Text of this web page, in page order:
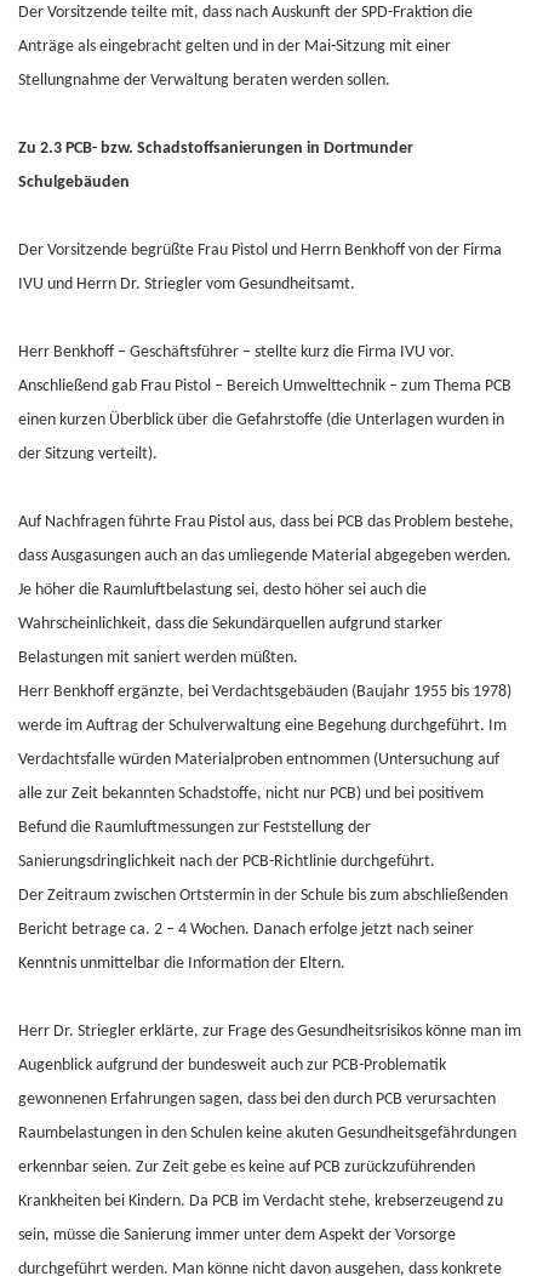
Der Vorsitzende teilte mit, dass nach Auskunft der SPD-Fraktion die
Anträge als eingebracht gelten und in der Mai-Sitzung mit einer
Stellungnahme der Verwaltung beraten werden sollen.
Zu 2.3 PCB- bzw. Schadstoffsanierungen in Dortmunder
Schulgebäuden
Der Vorsitzende begrüßte Frau Pistol und Herrn Benkhoff von der Firma
IVU und Herrn Dr. Striegler vom Gesundheitsamt.
Herr Benkhoff – Geschäftsführer – stellte kurz die Firma IVU vor.
Anschließend gab Frau Pistol – Bereich Umwelttechnik – zum Thema PCB
einen kurzen Überblick über die Gefahrstoffe (die Unterlagen wurden in
der Sitzung verteilt).
Auf Nachfragen führte Frau Pistol aus, dass bei PCB das Problem bestehe,
dass Ausgasungen auch an das umliegende Material abgegeben werden.
Je höher die Raumluftbelastung sei, desto höher sei auch die
Wahrscheinlichkeit, dass die Sekundärquellen aufgrund starker
Belastungen mit saniert werden müßten.
Herr Benkhoff ergänzte, bei Verdachtsgebäuden (Baujahr 1955 bis 1978)
werde im Auftrag der Schulverwaltung eine Begehung durchgeführt. Im
Verdachtsfalle würden Materialproben entnommen (Untersuchung auf
alle zur Zeit bekannten Schadstoffe, nicht nur PCB) und bei positivem
Befund die Raumluftmessungen zur Feststellung der
Sanierungsdringlichkeit nach der PCB-Richtlinie durchgeführt.
Der Zeitraum zwischen Ortstermin in der Schule bis zum abschließenden
Bericht betrage ca. 2 – 4 Wochen. Danach erfolge jetzt nach seiner
Kenntnis unmittelbar die Information der Eltern.
Herr Dr. Striegler erklärte, zur Frage des Gesundheitsrisikos könne man im
Augenblick aufgrund der bundesweit auch zur PCB-Problematik
gewonnenen Erfahrungen sagen, dass bei den durch PCB verursachten
Raumbelastungen in den Schulen keine akuten Gesundheitsgefährdungen
erkennbar seien. Zur Zeit gebe es keine auf PCB zurückzuführenden
Krankheiten bei Kindern. Da PCB im Verdacht stehe, krebserzeugend zu
sein, müsse die Sanierung immer unter dem Aspekt der Vorsorge
durchgeführt werden. Man könne nicht davon ausgehen, dass konkrete